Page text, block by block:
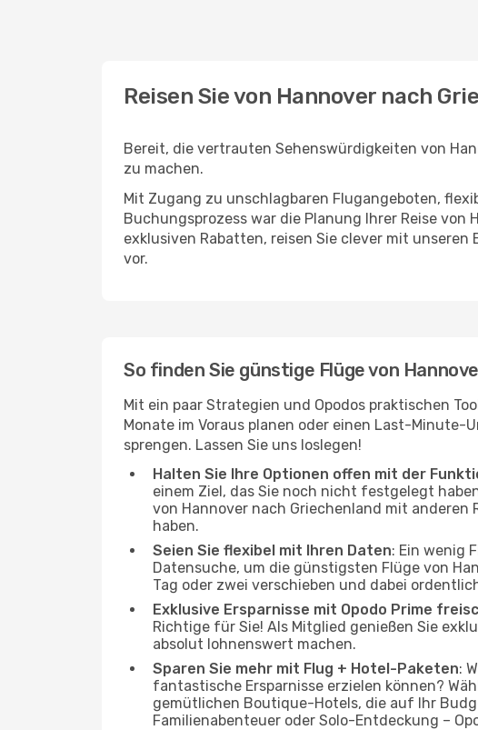
Reisen Sie von Hannover nach
Bereit, die vertrauten Sehenswürdigkeiten von
zu machen.
Mit Zugang zu unschlagbaren Flugangeboten,
Buchungsprozess war die Planung Ihrer Reise
exklusiven Rabatten, reisen Sie clever mit
vor.
So finden Sie günstige Flüge von
Mit ein paar Strategien und Opodos praktischen
Monate im Voraus planen oder einen Last-Minute-
sprengen. Lassen Sie uns loslegen!
Halten Sie Ihre Optionen offen mit der
einem Ziel, das Sie noch nicht festgelegt
von Hannover nach Griechenland mit
haben.
Seien Sie flexibel mit Ihren Daten: Ein wenig
Datensuche, um die günstigsten Flüge von
Tag oder zwei verschieben und dabei
Exklusive Ersparnisse mit Opodo Prime
Richtige für Sie! Als Mitglied genießen Sie
absolut lohnenswert machen.
Sparen Sie mehr mit Flug + Hotel-Paketen:
fantastische Ersparnisse erzielen können?
gemütlichen Boutique-Hotels, die auf Ihr
Familienabenteuer oder Solo-Entdeckung –